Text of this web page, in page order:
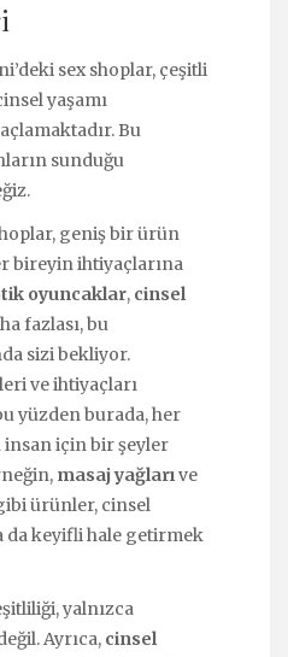
sex shoplar, çeşitli
yaşamı
Bu
sunduğu
geniş bir ürün
bireyin ihtiyaçlarına
oyuncaklar, cinsel
fazlası, bu
sizi bekliyor.
ve ihtiyaçları
yüzden burada, her
insan için bir şeyler
masaj yağlarıve
ürünler, cinsel
da keyifli hale getirmek
yalnızca
Ayrıca, cinsel